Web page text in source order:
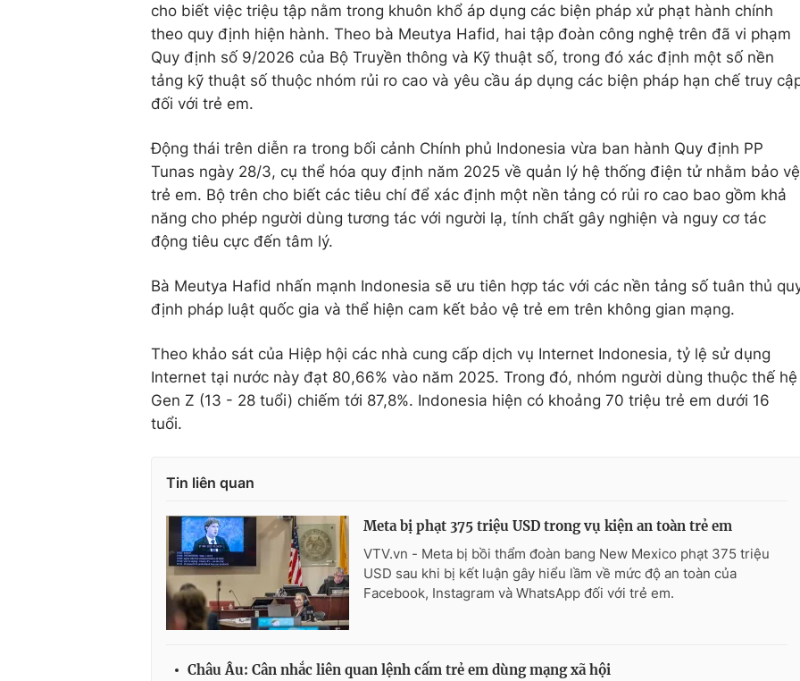
cho biết việc triệu tập nằm trong khuôn khổ áp dụng các biện pháp xử phạt hành chính
theo quy định hiện hành. Theo bà Meutya Hafid, hai tập đoàn công nghệ trên đã vi phạm
Quy định số 9/2026 của Bộ Truyền thông và Kỹ thuật số, trong đó xác định một số nền
tảng kỹ thuật số thuộc nhóm rủi ro cao và yêu cầu áp dụng các biện pháp hạn chế truy
đối với trẻ em.
Động thái trên diễn ra trong bối cảnh Chính phủ Indonesia vừa ban hành Quy định PP
Tunas ngày 28/3, cụ thể hóa quy định năm 2025 về quản lý hệ thống điện tử nhằm bảo vệ
trẻ em. Bộ trên cho biết các tiêu chí để xác định một nền tảng có rủi ro cao bao gồm khả
năng cho phép người dùng tương tác với người lạ, tính chất gây nghiện và nguy cơ tác
động tiêu cực đến tâm lý.
Bà Meutya Hafid nhấn mạnh Indonesia sẽ ưu tiên hợp tác với các nền tảng số tuân thủ
định pháp luật quốc gia và thể hiện cam kết bảo vệ trẻ em trên không gian mạng.
Theo khảo sát của Hiệp hội các nhà cung cấp dịch vụ Internet Indonesia, tỷ lệ sử dụng
Internet tại nước này đạt 80,66% vào năm 2025. Trong đó, nhóm người dùng thuộc thế hệ
Gen Z (13 - 28 tuổi) chiếm tới 87,8%. Indonesia hiện có khoảng 70 triệu trẻ em dưới 16
tuổi.
Tin liên quan
Meta bị phạt 375 triệu USD trong vụ kiện an toàn trẻ em
VTV.vn - Meta bị bồi thẩm đoàn bang New Mexico phạt 375 triệu
USD sau khi bị kết luận gây hiểu lầm về mức độ an toàn của
Facebook, Instagram và WhatsApp đối với trẻ em.
Châu Âu: Cân nhắc liên quan lệnh cấm trẻ em dùng mạng xã hội